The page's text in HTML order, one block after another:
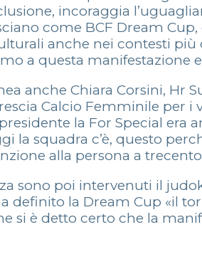
incoraggia
come BCF Dream
anche nei contesti
a questa manifestazione
anche Chiara Corsini, Hr
Calcio Femminile per
la For Special era
la squadra c’è, questo
alla persona a
sono poi intervenuti il
definito la Dream Cup «il
si è detto certo che la